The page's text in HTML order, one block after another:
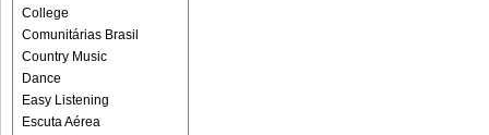
College
Comunitárias Brasil
Country Music
Dance
Easy Listening
Escuta Aérea